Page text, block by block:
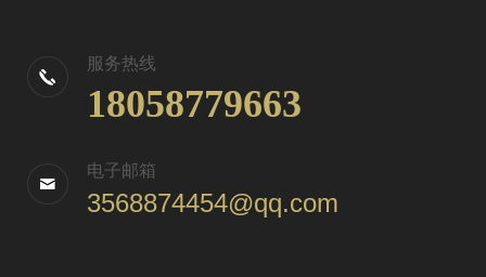
服务热线
18058779663
电子邮箱
3568874454@qq.com